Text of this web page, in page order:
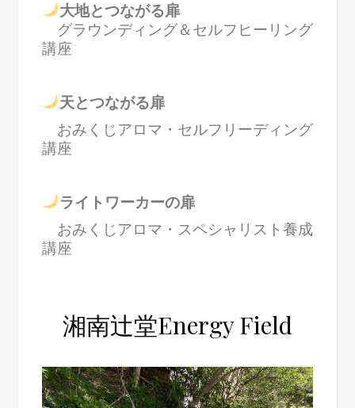
大地とつながる扉
グラウンディング＆セルフヒーリング
講座
天とつながる扉
おみくじアロマ・セルフリーディング
講座
ライトワーカーの扉
おみくじアロマ・スペシャリスト養成
講座
湘南辻堂Energy Field